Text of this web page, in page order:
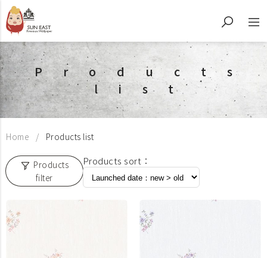
Products
list
Home Products list
Products
filter
Products sort：